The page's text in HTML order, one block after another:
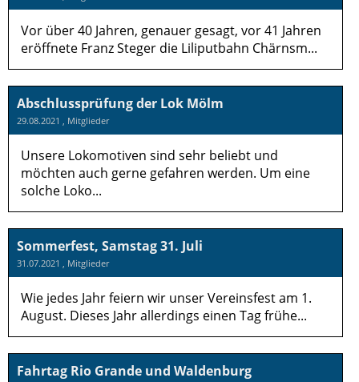
Vor über 40 Jahren, genauer gesagt, vor 41 Jahren
eröffnete Franz Steger die Liliputbahn Chärnsm...
Abschlussprüfung der Lok Mölm
29.08.2021 , Mitglieder
Unsere Lokomotiven sind sehr beliebt und
möchten auch gerne gefahren werden. Um eine
solche Loko...
Sommerfest, Samstag 31. Juli
31.07.2021 , Mitglieder
Wie jedes Jahr feiern wir unser Vereinsfest am 1.
August. Dieses Jahr allerdings einen Tag frühe...
Fahrtag Rio Grande und Waldenburg